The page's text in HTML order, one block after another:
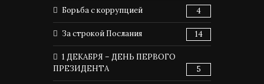
Борьба с коррупцией 4
За строкой Послания 14
1 ДЕКАБРЯ – ДЕНЬ ПЕРВОГО
ПРЕЗИДЕНТА
5